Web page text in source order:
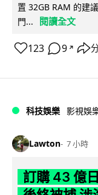
置 32GB RAM 的建
門...
閱讀全文
123 9 ↗
科技娛樂 影視娛
Lawton 7 小時
訂購 43 億